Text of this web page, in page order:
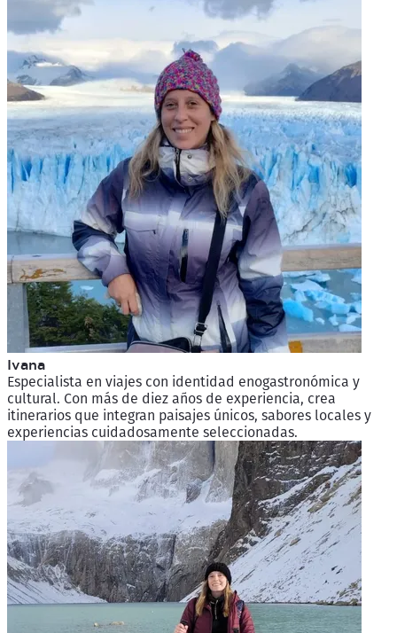
Ivana
Especialista en viajes con identidad enogastronómica y
cultural. Con más de diez años de experiencia, crea
itinerarios que integran paisajes únicos, sabores locales y
experiencias cuidadosamente seleccionadas.